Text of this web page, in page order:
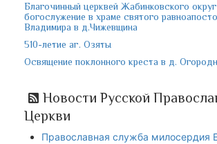
Благочинный церквей Жабинковского
богослужение в храме святого
Владимира в д.Чижевщина
510-летие аг. Озяты
Освящение поклонного креста в д.
Новости Русской
Церкви
Православная служба милосердия